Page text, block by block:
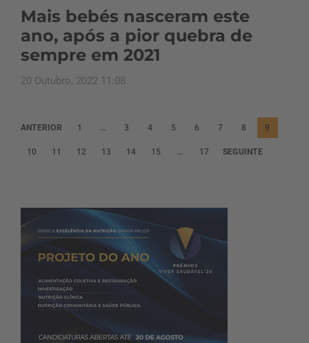
Mais bebés nasceram este
ano, após a pior quebra de
sempre em 2021
20 Outubro, 2022 11:08
P
a
n
ç
o
ANTERIOR 1 … 3 4 5 6 7 8 9
10 11 12 13 14 15 … 17 SEGUINTE